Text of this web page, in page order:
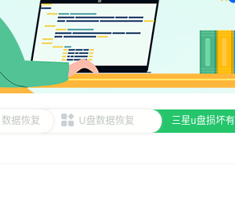
数据恢复 U盘数据恢复 三星u盘损坏